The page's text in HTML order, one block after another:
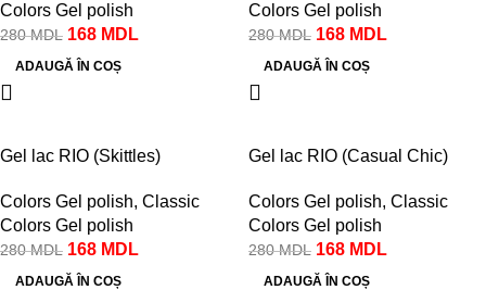
Colors Gel polish
280MDL 168 MDL
ADAUGĂ ÎN COȘ
Colors Gel polish
280MDL 168 MDL
ADAUGĂ ÎN COȘ
Gel lac RIO (Skittles)
Colors Gel polish, Classic
Colors Gel polish
280MDL 168 MDL
ADAUGĂ ÎN COȘ
Gel lac RIO (Casual Chic)
Colors Gel polish, Classic
Colors Gel polish
280MDL 168 MDL
ADAUGĂ ÎN COȘ